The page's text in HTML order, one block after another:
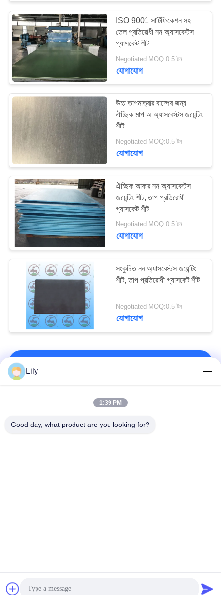
ISO 9001 সার্টিফিকেশন সহ
তেল প্রতিরোধী নন অ্যাসবেস্টস
গ্যাসকেট শীট
Negotiated MOQ:0.5 টন
যোগাযোগ
উচ্চ তাপমাত্রার বাষ্পের জন্য
ঐচ্ছিক মাপ অ অ্যাসবেস্টস জয়েন্টিং
শীট
Negotiated MOQ:0.5 টন
যোগাযোগ
ঐচ্ছিক আকার নন অ্যাসবেস্টস
জয়েন্টিং শীট, তাপ প্রতিরোধী
গ্যাসকেট শীট
Negotiated MOQ:0.5 টন
যোগাযোগ
সংকুচিত নন অ্যাসবেস্টস জয়েন্টিং
শীট, তাপ প্রতিরোধী গ্যাসকেট শীট
Negotiated MOQ:0.5 টন
যোগাযোগ
Lily
1:39 PM
Good day, what product are you looking for?